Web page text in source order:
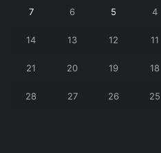
4
5
6
7
11
12
13
14
18
19
20
21
25
26
27
28